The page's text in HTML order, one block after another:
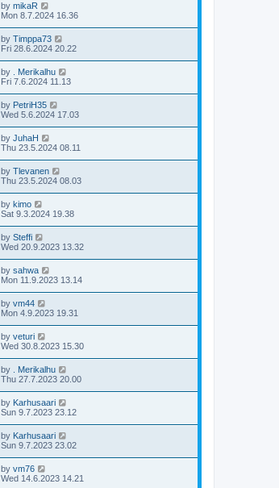
by mikaR
Mon 8.7.2024 16.36
by Timppa73
Fri 28.6.2024 20.22
by
. Merikalhu
Fri 7.6.2024 11.13
by PetriH35
Wed 5.6.2024 17.03
by JuhaH
Thu 23.5.2024 08.11
by Tlevanen
Thu 23.5.2024 08.03
by kimo
Sat 9.3.2024 19.38
by Steffi
Wed 20.9.2023 13.32
by sahwa
Mon 11.9.2023 13.14
by vm44
Mon 4.9.2023 19.31
by veturi
Wed 30.8.2023 15.30
by
. Merikalhu
Thu 27.7.2023 20.00
by Karhusaari
Sun 9.7.2023 23.12
by Karhusaari
Sun 9.7.2023 23.02
by vm76
Wed 14.6.2023 14.21